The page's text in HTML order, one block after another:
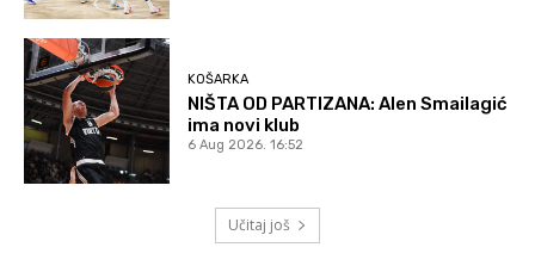
KOŠARKA
NIŠTA OD PARTIZANA: Alen Smailagić
ima novi klub
6 Aug 2026. 16:52
Učitaj još